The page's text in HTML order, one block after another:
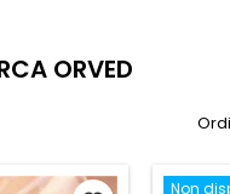
ORVED
Non